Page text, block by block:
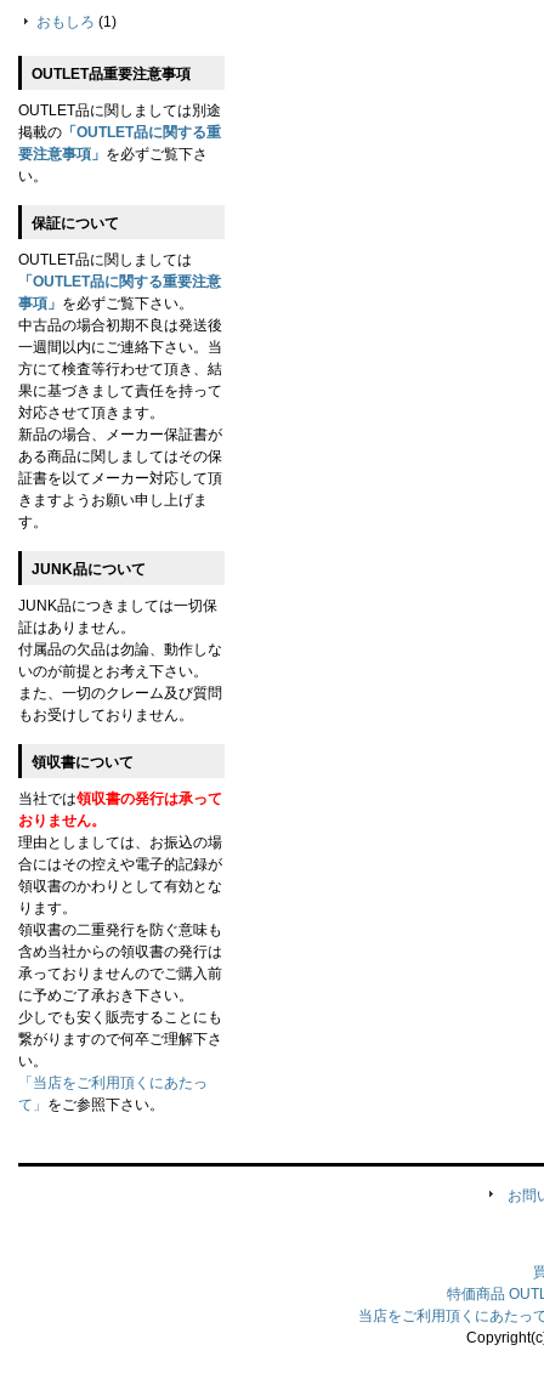
おもしろ (1)
OUTLET品重要注意事項
OUTLET品に関しましては別途
掲載の 「OUTLET品に関する重
要注意事項」 を必ずご覧下さ
い。
保証について
OUTLET品に関しましては
「OUTLET品に関する重要注意
事項」 を必ずご覧下さい。
中古品の場合初期不良は発送後
一週間以内にご連絡下さい。当
方にて検査等行わせて頂き、結
果に基づきまして責任を持って
対応させて頂きます。
新品の場合、メーカー保証書が
ある商品に関しましてはその保
証書を以てメーカー対応して頂
きますようお願い申し上げま
す。
JUNK品について
JUNK品につきましては一切保
証はありません。
付属品の欠品は勿論、動作しな
いのが前提とお考え下さい。
また、一切のクレーム及び質問
もお受けしておりません。
領収書について
当社では領収書の発行は承って
おりません。
理由としましては、お振込の場
合にはその控えや電子的記録が
領収書のかわりとして有効とな
ります。
領収書の二重発行を防ぐ意味も
含め当社からの領収書の発行は
承っておりませんのでご購入前
に予めご了承おき下さい。
少しでも安く販売することにも
繋がりますので何卒ご理解下さ
い。
「当店をご利用頂くにあたっ
て」 をご参照下さい。
お問
特価商品
当店をご利用頂くにあたっ